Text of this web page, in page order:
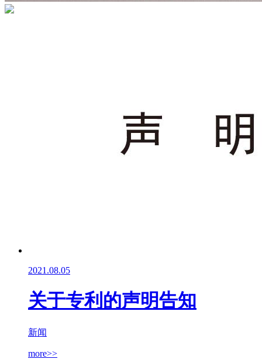
2021.08.05
关于专利的声明告知
新闻
more>>